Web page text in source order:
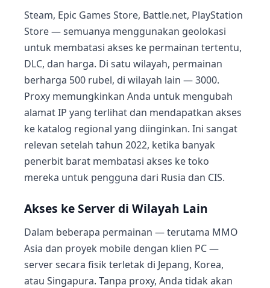
Steam, Epic Games Store, Battle.net, PlayStation
Store — semuanya menggunakan geolokasi
untuk membatasi akses ke permainan tertentu,
DLC, dan harga. Di satu wilayah, permainan
berharga 500 rubel, di wilayah lain — 3000.
Proxy memungkinkan Anda untuk mengubah
alamat IP yang terlihat dan mendapatkan akses
ke katalog regional yang diinginkan. Ini sangat
relevan setelah tahun 2022, ketika banyak
penerbit barat membatasi akses ke toko
mereka untuk pengguna dari Rusia dan CIS.
Akses ke Server di Wilayah Lain
Dalam beberapa permainan — terutama MMO
Asia dan proyek mobile dengan klien PC —
server secara fisik terletak di Jepang, Korea,
atau Singapura. Tanpa proxy, Anda tidak akan